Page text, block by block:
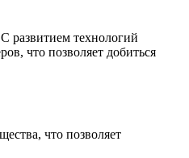
развитием технологий
что позволяет добиться
что позволяет